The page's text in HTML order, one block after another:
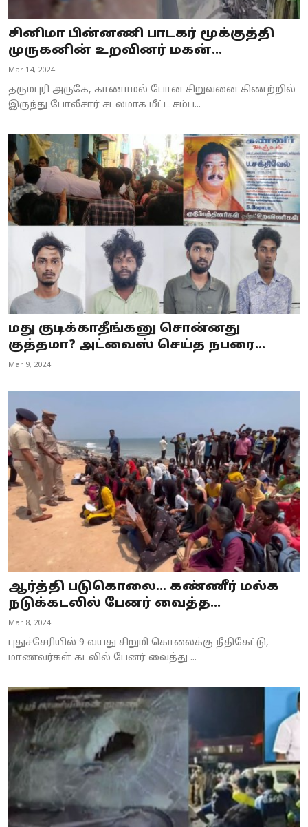
சினிமா பின்னணி பாடகர் மூக்குத்தி
முருகனின் உறவினர் மகன்...
Mar 14, 2024
தருமபுரி அருகே, காணாமல் போன சிறுவனை கிணற்றில்
இருந்து போலீசார் சடலமாக மீட்ட சம்ப...
மது குடிக்காதீங்கனு சொன்னது
குத்தமா? அட்வைஸ் செய்த நபரை...
Mar 9, 2024
ஆர்த்தி படுகொலை... கண்ணீர் மல்க
நடுக்கடலில் பேனர் வைத்த...
Mar 8, 2024
புதுச்சேரியில் 9 வயது சிறுமி கொலைக்கு நீதிகேட்டு,
மாணவர்கள் கடலில் பேனர் வைத்து ...